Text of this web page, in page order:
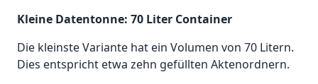
Kleine Datentonne: 70 Liter Container
Die kleinste Variante hat ein Volumen von 70 Litern.
Dies entspricht etwa zehn gefüllten Aktenordnern.